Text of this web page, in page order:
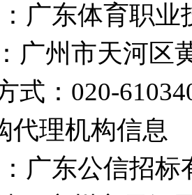
：广东体
：广州市
方式：
代理机构信息
：广